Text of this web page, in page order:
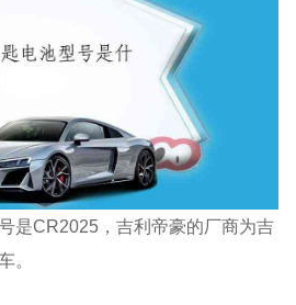
是CR2025，吉利帝豪的厂商为吉
。